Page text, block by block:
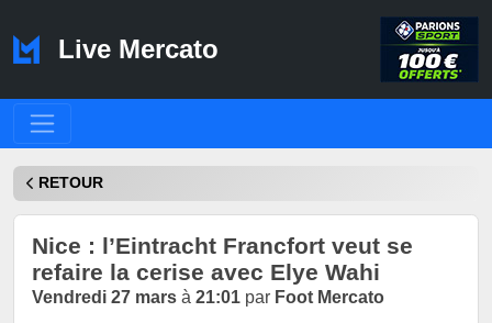
Live Mercato
RETOUR
Nice : l’Eintracht Francfort veut se
refaire la cerise avec Elye Wahi
Vendredi 27 mars à 21:01 par Foot Mercato